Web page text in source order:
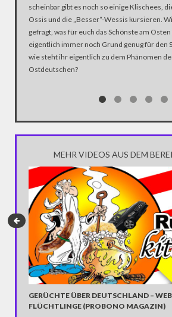
scheinbar gibt es noch so einige Klischees,
Ossis und die „Besser“-Wessis kursieren.
gefragt, was für euch das Schönste am Osten
eigentlich immer noch Grund genug für den
wie steht ihr eigentlich zu dem Phänomen
Ostdeutschen?
MEHR VIDEOS AUS DEM
GERÜCHTE ÜBER DEUTSCHLAND –
FLÜCHTLINGE (PROBONO MAGAZIN)